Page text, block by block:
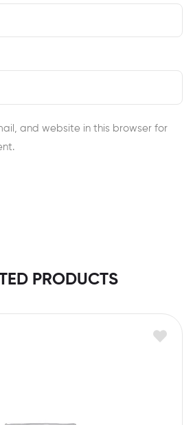
and website in this browser for
PRODUCTS